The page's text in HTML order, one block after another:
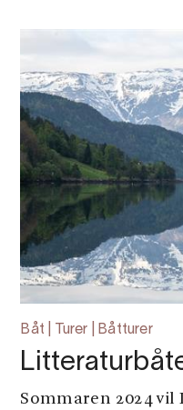
Båt | Turer | Båtturer
Sommaren 2024